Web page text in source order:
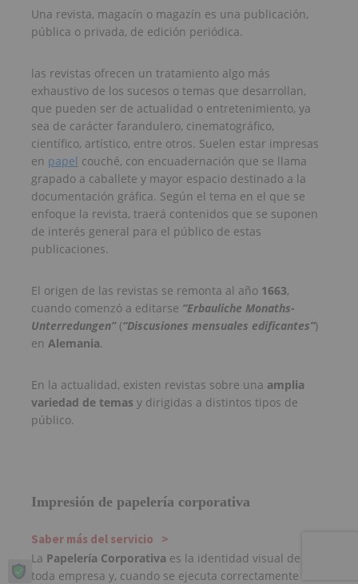
Una revista, magacín o magazín es una publicación,
pública o privada, de edición periódica.
las revistas ofrecen un tratamiento algo más
exhaustivo de los sucesos o temas que desarrollan,
que pueden ser de actualidad o entretenimiento, ya
sea de carácter farandulero, cinematográfico,
científico, artístico, entre otros. Suelen estar impresas
en papel couché, con encuadernación que se llama
grapado a caballete y mayor espacio destinado a la
documentación gráfica. Según el tema en el que se
enfoque la revista, traerá contenidos que se suponen
de interés general para el público de estas
publicaciones.
El origen de las revistas se remonta al año 1663,
cuando comenzó a editarse “Erbauliche Monaths-
Unterredungen” (“Discusiones mensuales edificantes”)
en Alemania.
En la actualidad, existen revistas sobre una amplia
variedad de temas y dirigidas a distintos tipos de
público.
Impresión de papelería corporativa
Saber más del servicio
La Papelería Corporativa es la identidad visual de
toda empresa y, cuando se ejecuta correctamente